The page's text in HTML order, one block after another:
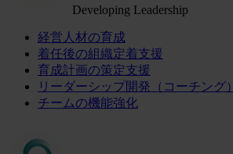
Developing Leadership
経営人材の育成
着任後の組織定着支援
育成計画の策定支援
リーダーシップ開発（コーチング）
チームの機能強化